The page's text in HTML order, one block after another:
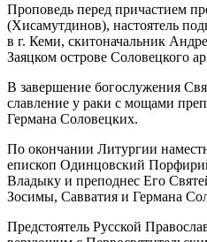
Проповедь перед причастием
(Хисамутдинов), настоятель
в г. Кеми, скитоначальник
Заяцком острове Соловецкого
В завершение богослужения
славление у раки с мощами
Германа Соловецких.
По окончании Литургии
епископ Одинцовский
Владыку и преподнес Его
Зосимы, Савватия и Германа
Предстоятель Русской